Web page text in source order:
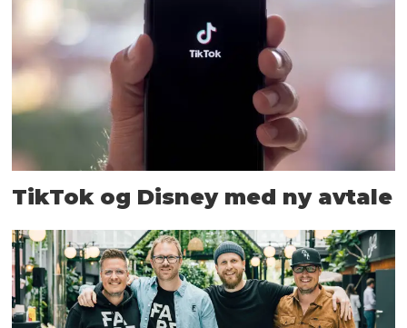
TikTok og Disney med ny avtale